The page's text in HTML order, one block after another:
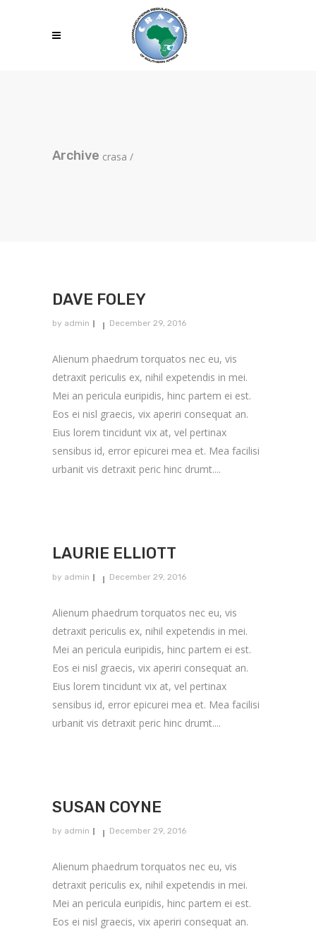
Archive crasa /
DAVE FOLEY
by admin December 29, 2016
Alienum phaedrum torquatos nec eu, vis
detraxit periculis ex, nihil expetendis in mei.
Mei an pericula euripidis, hinc partem ei est.
Eos ei nisl graecis, vix aperiri consequat an.
Eius lorem tincidunt vix at, vel pertinax
sensibus id, error epicurei mea et. Mea facilisi
urbanit vis detraxit peric hinc drumt....
LAURIE ELLIOTT
by admin December 29, 2016
Alienum phaedrum torquatos nec eu, vis
detraxit periculis ex, nihil expetendis in mei.
Mei an pericula euripidis, hinc partem ei est.
Eos ei nisl graecis, vix aperiri consequat an.
Eius lorem tincidunt vix at, vel pertinax
sensibus id, error epicurei mea et. Mea facilisi
urbanit vis detraxit peric hinc drumt....
SUSAN COYNE
by admin December 29, 2016
Alienum phaedrum torquatos nec eu, vis
detraxit periculis ex, nihil expetendis in mei.
Mei an pericula euripidis, hinc partem ei est.
Eos ei nisl graecis, vix aperiri consequat an.